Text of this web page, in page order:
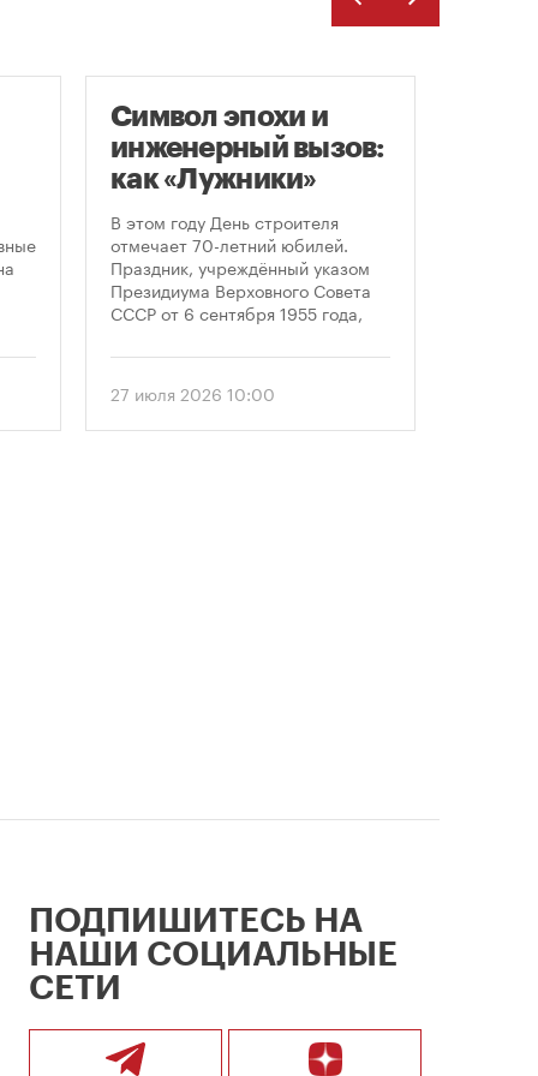
Символ эпохи и
инженерный вызов:
как «Лужники»
Дня строителя
В этом году День строителя
отмечает 70-летний юбилей.
Праздник, учреждённый указом
Президиума Верховного Совета
СССР от 6 сентября 1955 года,
1956 года. И главным подарком
стало открытие Большой
спортивной арены «Лужники». С
27 июля 2026 10:00
ПОДПИШИТЕСЬ НА
НАШИ СОЦИАЛЬНЫЕ
СЕТИ